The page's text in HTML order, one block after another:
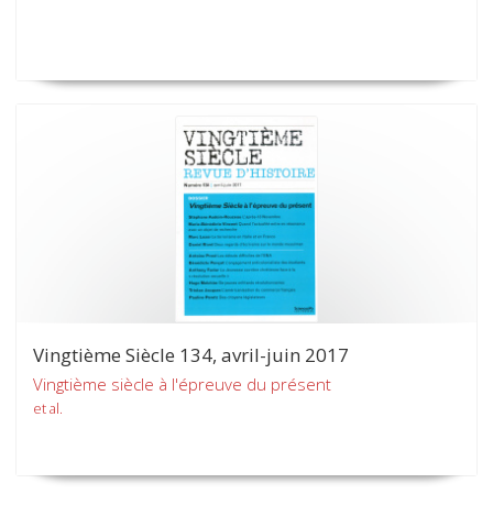
Vingtième Siècle 134, avril-juin 2017
Vingtième siècle à l'épreuve du présent
et al.